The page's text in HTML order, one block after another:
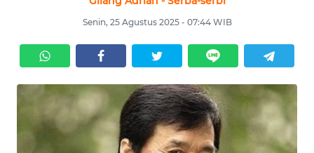
Senin, 25 Agustus 2025 - 07:44 WIB
KRIMINAL
EKUIN
SAINS-TEKNO